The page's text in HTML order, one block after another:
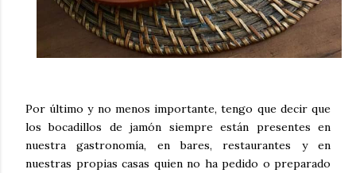
Por último y no menos importante, tengo que decir que
los bocadillos de jamón siempre están presentes en
nuestra gastronomía, en bares, restaurantes y en
nuestras propias casas quien no ha pedido o preparado